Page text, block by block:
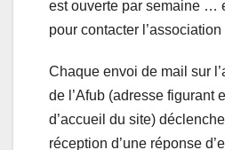
est ouverte par semaine …
pour contacter
Chaque envoi de mail sur
de l’Afub (adresse figurant
d’accueil du site)
réception d’une réponse